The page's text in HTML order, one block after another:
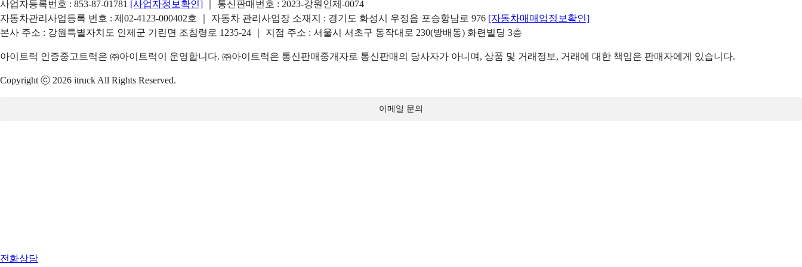
사업자등록번호 : 853-87-01781 [사업자정보확인]
｜ 통신판매번호 : 2023-강원인제-0074
자동차관리사업등록 번호 : 제02-4123-000402호 ｜ 자동차 관리사업장 소재지 : 경기도 화성시 우정읍 포승항남로 976 [자동차매매업정보확인]
본사 주소 : 강원특별자치도 인제군 기린면 조침령로 1235-24 ｜ 지점 주소 : 서울시 서초구 동작대로 230(방배동) 화련빌딩 3층
아이트럭 인증중고트럭은 ㈜아이트럭이 운영합니다. ㈜아이트럭은 통신판매중개자로 통신판매의 당사자가 아니며, 상품 및 거래정보, 거래에 대한 책임은 판매자에게 있습니다.
Copyright ⓒ 2026 itruck All Rights Reserved.
이메일 문의
전화상담